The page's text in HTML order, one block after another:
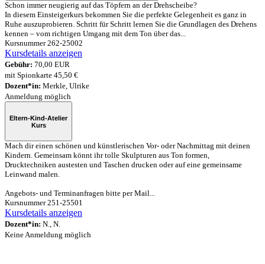
Schon immer neugierig auf das Töpfern an der Drehscheibe?
In diesem Einsteigerkurs bekommen Sie die perfekte Gelegenheit es ganz in
Ruhe auszuprobieren. Schritt für Schritt lernen Sie die Grundlagen des Drehens
kennen – vom richtigen Umgang mit dem Ton über das...
Kursnummer 262-25002
Kursdetails anzeigen
Gebühr: 70,00 EUR
mit Spionkarte 45,50 €
Dozent*in: Merkle, Ulrike
Anmeldung möglich
Eltern-Kind-Atelier
Kurs
Mach dir einen schönen und künstlerischen Vor- oder Nachmittag mit deinen
Kindern. Gemeinsam könnt ihr tolle Skulpturen aus Ton formen,
Drucktechniken austesten und Taschen drucken oder auf eine gemeinsame
Leinwand malen.
Angebots- und Terminanfragen bitte per Mail...
Kursnummer 251-25501
Kursdetails anzeigen
Dozent*in: N., N.
Keine Anmeldung möglich